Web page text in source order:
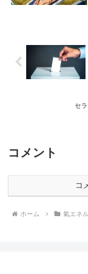
セ
コメント
コ
ホーム 氣エネ